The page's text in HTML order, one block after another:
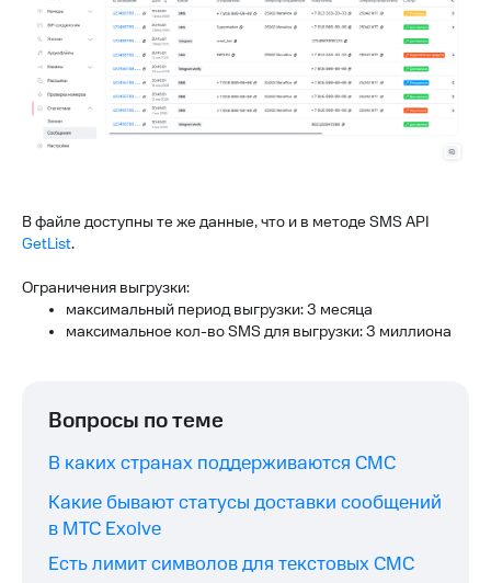
В файле доступны те же данные, что и в методе SMS API
GetList.
Ограничения выгрузки:
максимальный период выгрузки: 3 месяца
максимальное кол-во SMS для выгрузки: 3 миллиона
Вопросы по теме
В каких странах поддерживаются СМС
Какие бывают статусы доставки сообщений
в МТС Exolve
Есть лимит символов для текстовых СМС